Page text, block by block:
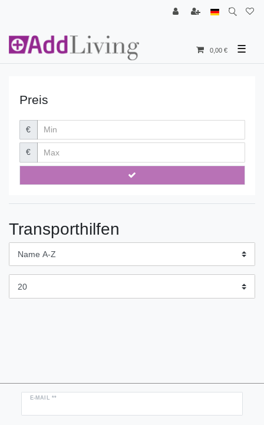
0,00 € ☰
Preis
€
€
Transporthilfen
E-MAIL **
Newsletter